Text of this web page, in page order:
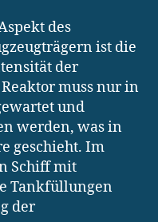
des
ist die
der
muss nur in
und
werden, was in
geschieht. Im
Schiff mit
Tankfüllungen
der